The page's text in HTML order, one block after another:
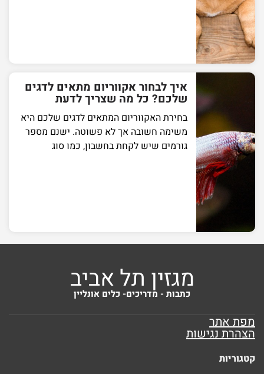
איך לבחור אקווריום מתאים לדגים
שלכם? כל מה שצריך לדעת
בחירת האקווריום המתאים לדגים שלכם היא
משימה חשובה אך לא פשוטה. ישנם מספר
גורמים שיש לקחת בחשבון, כמו סוג
מגזין תל אביב
כתבות - מדריכים- כלים אונליין
מפת אתר
הצהרת נגישות
קטגוריות